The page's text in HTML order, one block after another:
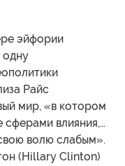
эйфории
одну
Райс
мир, «в котором
сферами влияния,…
волю слабым».
(Hillary Clinton)